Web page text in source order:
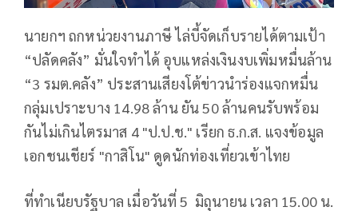
นายกฯ ถกหน่วยงานภาษี ไล่บี้จัดเก็บรายได้ตามเป้า
“ปลัดคลัง” มั่นใจทำได้ อุบแหล่งเงินงบเพิ่มหมื่นล้าน
“3 รมต.คลัง” ประสานเสียงโต้ข่าวนำร่องแจกหมื่น
กลุ่มเปราะบาง 14.98 ล้าน ยัน 50 ล้านคนรับพร้อม
กันไม่เกินไตรมาส 4 "ป.ป.ช." เรียก ธ.ก.ส. แจงข้อมูล
เอกชนเชียร์ "กาสิโน" ดูดนักท่องเที่ยวเข้าไทย
ที่ทำเนียบรัฐบาล เมื่อวันที่ 5 มิถุนายน เวลา 15.00 น.